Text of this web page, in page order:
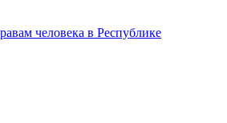
человека в Республике